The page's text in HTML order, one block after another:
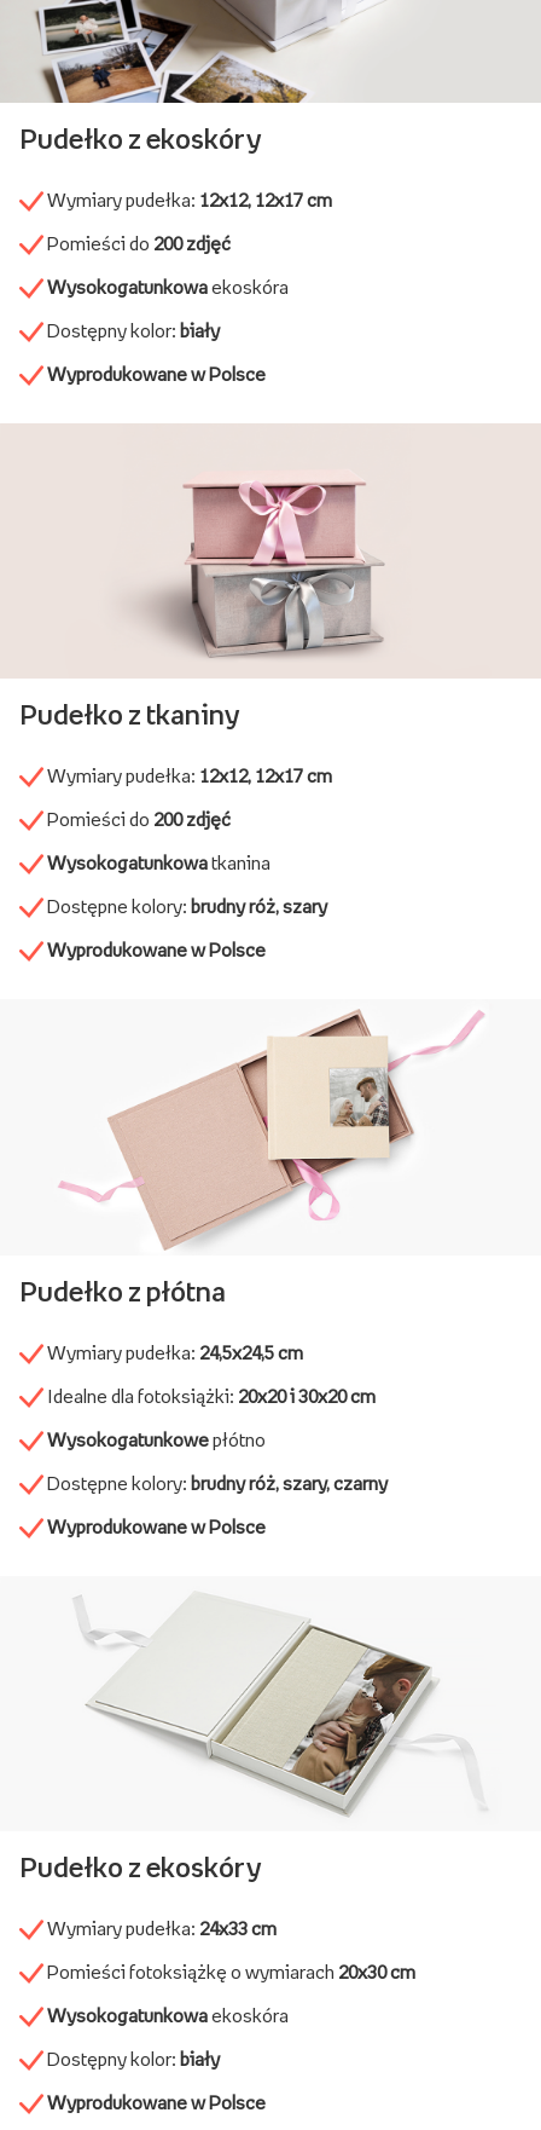
Wymiary pudełka:12x12, 12x17 cm
Pomieści do200 zdjęć
Wysokogatunkowaekoskóra
Dostępny kolor:biały
Wymiary pudełka:12x12, 12x17 cm
Pomieści do200 zdjęć
Wysokogatunkowatkanina
Dostępne kolory:brudny róż, szary
Wymiary pudełka:24,5x24,5 cm
Idealne dla fotoksiążki:20x20 i 30x20 cm
Wysokogatunkowepłótno
Dostępne kolory:brudny róż, szary, czarny
Wymiary pudełka:24x33 cm
Pomieści fotoksiążkę o wymiarach
Wysokogatunkowaekoskóra
Dostępny kolor:biały